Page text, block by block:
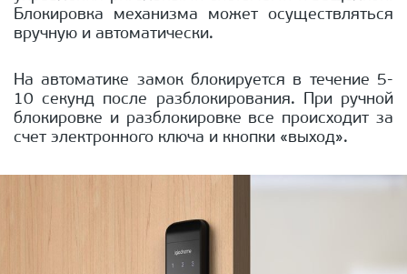
Блокировка механизма может осуществляться
вручную и автоматически.
На автоматике замок блокируется в течение 5-
10 секунд после разблокирования. При ручной
блокировке и разблокировке все происходит за
счет электронного ключа и кнопки «выход».